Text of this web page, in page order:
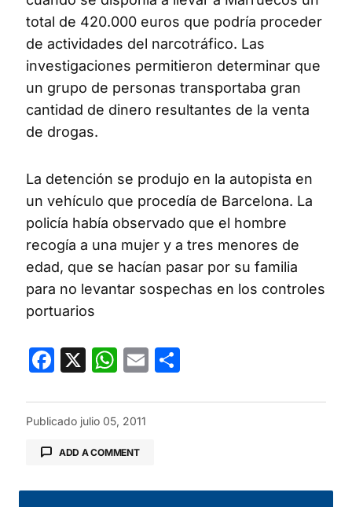
total de 420.000 euros que podría proceder
de actividades del narcotráfico. Las
investigaciones permitieron determinar que
un grupo de personas transportaba gran
cantidad de dinero resultantes de la venta
de drogas.
La detención se produjo en la autopista en
un vehículo que procedía de Barcelona. La
policía había observado que el hombre
recogía a una mujer y a tres menores de
edad, que se hacían pasar por su familia
para no levantar sospechas en los controles
portuarios
Facebook
X WhatsApp
Email
Publicado julio 05, 2011
ADD A COMMENT